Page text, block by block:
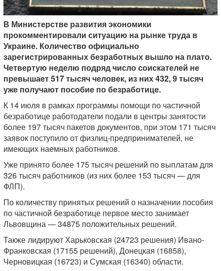
В Министерстве развития экономики
прокомментировали ситуацию на рынке труда в
Украине. Количество официально
зарегистрированных безработных вышло на плато.
Четвертую неделю подряд число соискателей не
превышает 517 тысяч человек, из них 432, 9 тысяч
уже получают пособие по безработице.
К 14 июля в рамках программы помощи по частичной
безработице работодатели подали в центры занятости
более 197 тысяч пакетов документов, при этом 171 тысяч
заявок поступило от физлиц-предпринимателей, не
имеющих наемных работников.
Уже принято более 175 тысяч решений по выплатам для
326 тысяч работников (из них более 153 тысяч — для
ФЛП).
По количеству принятых решений о назначении пособия
по частичной безработице первое место занимает
Львовщина — 34875 положительных решений.
Также лидируют Харьковская (24723 решения) Ивано-
Франковская (17155 решений), Донецкая (16858),
Черновицкая (16723) и Сумская (16340) области.